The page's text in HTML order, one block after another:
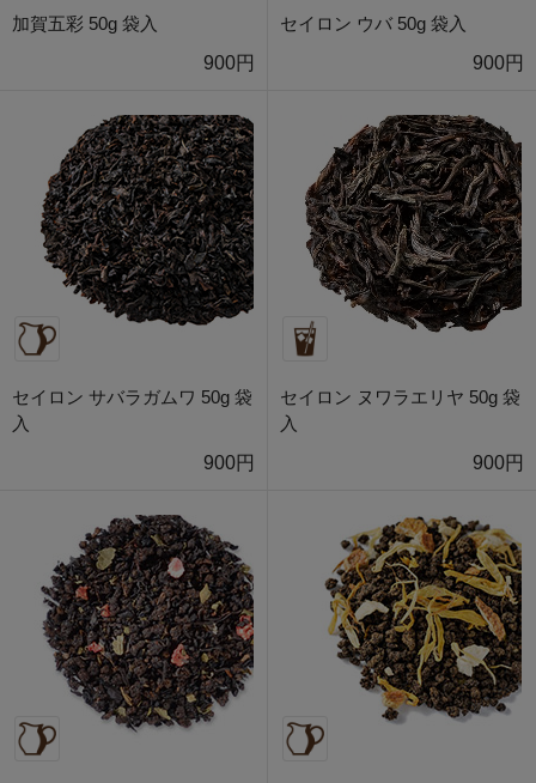
加賀五彩 50g 袋入
900円
セイロン ウバ 50g 袋入
900円
セイロン サバラガムワ 50g 袋
入
900円
セイロン ヌワラエリヤ 50g 袋
入
900円